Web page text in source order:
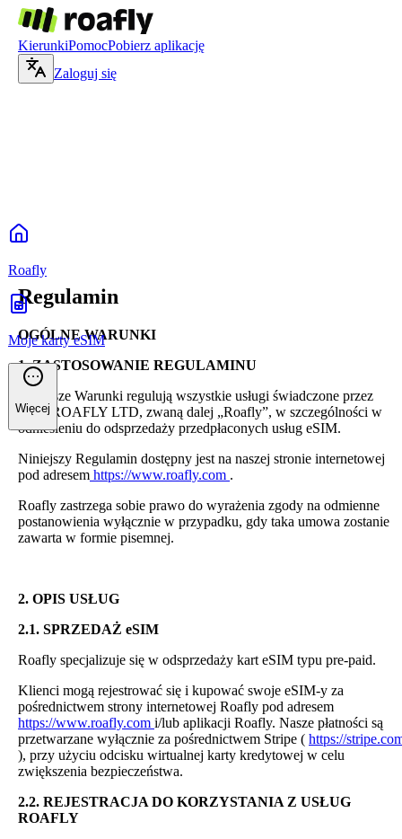
KierunkiPomocPobierz aplikację
Zaloguj się
Roafly
Moje karty eSIM
Więcej
Regulamin
OGÓLNE WARUNKI
1. ZASTOSOWANIE REGULAMINU
Niniejsze Warunki regulują wszystkie usługi świadczone przez
firmę ROAFLY LTD, zwaną dalej „Roafly”, w szczególności w
odniesieniu do odsprzedaży przedpłaconych usług eSIM.
Niniejszy Regulamin dostępny jest na naszej stronie internetowej
pod adresem https://www.roafly.com .
Roafly zastrzega sobie prawo do wyrażenia zgody na odmienne
postanowienia wyłącznie w przypadku, gdy taka umowa zostanie
zawarta w formie pisemnej.
2. OPIS USŁUG
2.1. SPRZEDAŻ eSIM
Roafly specjalizuje się w odsprzedaży kart eSIM typu pre-paid.
Klienci mogą rejestrować się i kupować swoje eSIM-y za
pośrednictwem strony internetowej Roafly pod adresem
https://www.roafly.com i/lub aplikacji Roafly. Nasze płatności są
przetwarzane wyłącznie za pośrednictwem Stripe ( https://
), przy użyciu odcisku wirtualnej karty kredytowej w celu
zwiększenia bezpieczeństwa.
2.2. REJESTRACJA DO KORZYSTANIA Z USŁUG
ROAFLY